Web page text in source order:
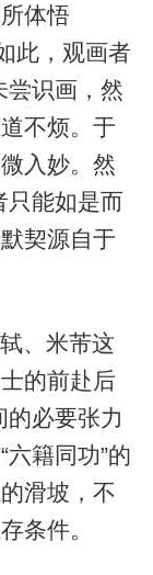
体悟
此，观画者
尝识画，然
不烦。于
入妙。然
只能如是而
契源自于
、米芾这
的前赴后
的必要张力
籍同功”的
滑坡，不
条件。